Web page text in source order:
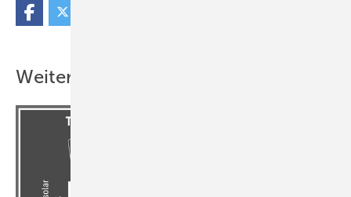
Weitere Inhalte